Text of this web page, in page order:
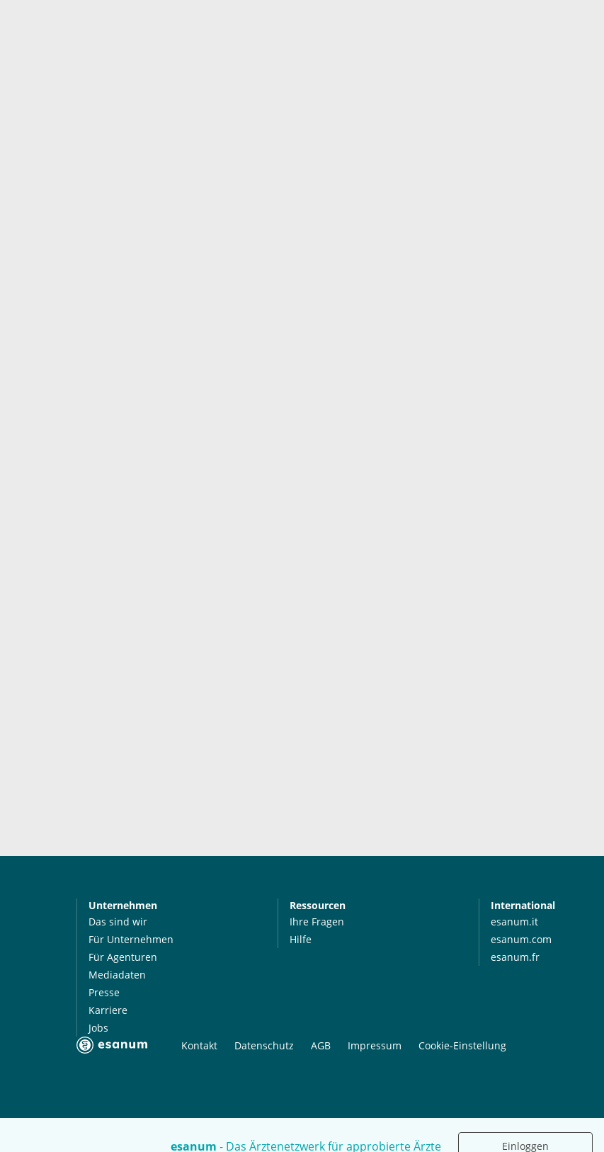
esanum - Das Ärztenetzwerk für approbierte Ärzte Einloggen
Unternehmen
Das sind wir
Für Unternehmen
Für Agenturen
Mediadaten
Presse
Karriere
Jobs
Ressourcen
Ihre Fragen
Hilfe
International
esanum.it
esanum.com
esanum.fr
Kontakt Datenschutz AGB Impressum Cookie-Einstellung